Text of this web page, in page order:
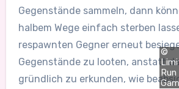
©
Run
Gegenstände sammeln, dann
halbem Wege einfach sterben
respawnten Gegner erneut
Gegenstände zu looten, anstatt
gründlich zu erkunden, wie